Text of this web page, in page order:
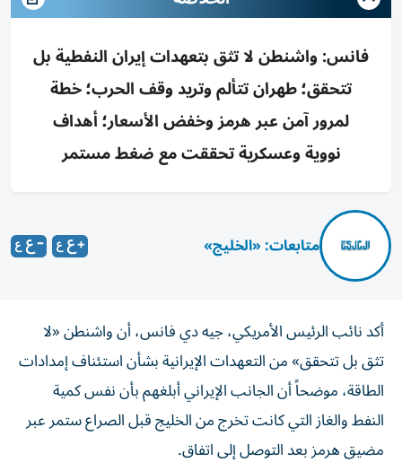
فانس: واشنطن لا تثق بتعهدات إيران النفطية بل
تتحقق؛ طهران تتألم وتريد وقف الحرب؛ خطة
لمرور آمن عبر هرمز وخفض الأسعار؛ أهداف
نووية وعسكرية تحققت مع ضغط مستمر
متابعات: «الخليج»
أكد نائب الرئيس الأمريكي، جيه دي فانس، أن واشنطن «لا
تثق بل تتحقق» من التعهدات الإيرانية بشأن استئناف إمدادات
الطاقة، موضحاً أن الجانب الإيراني أبلغهم بأن نفس كمية
النفط والغاز التي كانت تخرج من الخليج قبل الصراع ستمر عبر
مضيق هرمز بعد التوصل إلى اتفاق.